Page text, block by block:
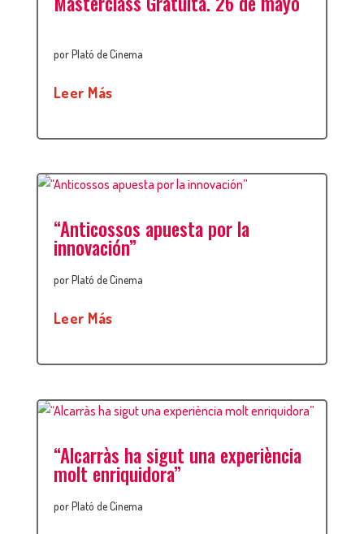
porPlató de Cinema
Leer Más
“Anticossos apuesta por la
innovación”
porPlató de Cinema
Leer Más
“Alcarràs ha sigut una experiència
molt enriquidora”
porPlató de Cinema